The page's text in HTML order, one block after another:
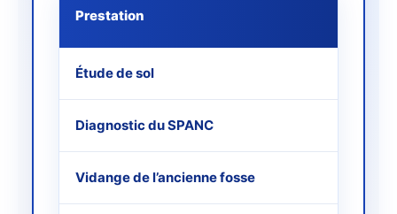
Prestation
Étude de sol
Diagnostic du SPANC
Vidange de l’ancienne fosse